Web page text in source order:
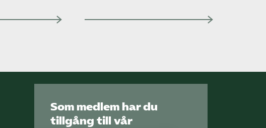
Som medlem har du
tillgång till vår